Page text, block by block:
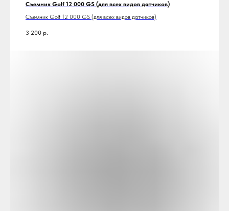
Съемник Golf 12 000 GS (для всех видов датчиков)
Съемник Golf 12 000 GS (для всех видов датчиков)
3 200 р.